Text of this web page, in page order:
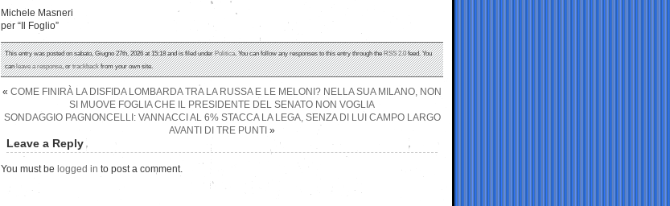
Michele Masneri
per “Il Foglio”
This entry was posted on sabato, Giugno 27th, 2026 at 15:18 and is filed underPolitica. You can follow any responses to this entry through theRSS 2.0feed. You
canleave a response, ortrackbackfrom your own site.
« COME FINIRÀ LA DISFIDA LOMBARDA TRA LA RUSSA E LE MELONI? NELLA SUA MILANO, NON
SI MUOVE FOGLIA CHE IL PRESIDENTE DEL SENATO NON VOGLIA
SONDAGGIO PAGNONCELLI: VANNACCI AL 6% STACCA LA LEGA, SENZA DI LUI CAMPO LARGO
AVANTI DI TRE PUNTI »
Leave a Reply
You must be logged in to post a comment.